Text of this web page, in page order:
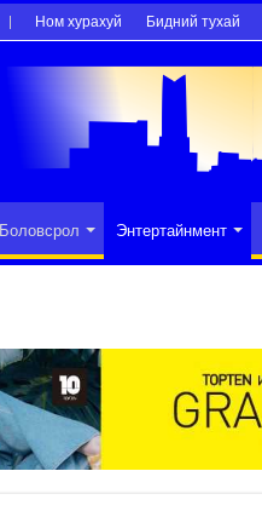
Ном хурахуй Бидний тухай
Боловсрол Энтертайнмент